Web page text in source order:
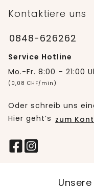
Kontaktiere uns
0848-626262
Service Hotline
Mo.-Fr. 8:00 – 21:00
(0,08 CHF/min)
Oder schreib uns
Hier geht’s zum